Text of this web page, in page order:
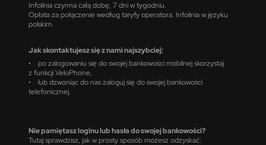
Infolinia czynna całą dobę, 7 dni w tygodniu.
Opłata za połączenie według taryfy operatora. Infolinia w języku
polskim.
Jak skontaktujesz się z nami najszybciej:
• po zalogowaniu się do swojej bankowości mobilnej skorzystaj
z funkcji VeloPhone,
• lub dzwoniąc do nas zaloguj się do swojej bankowości
telefonicznej.
Nie pamiętasz loginu lub hasła do swojej bankowości?
Tutaj sprawdzisz, jak w prosty sposób możesz odzyskać: